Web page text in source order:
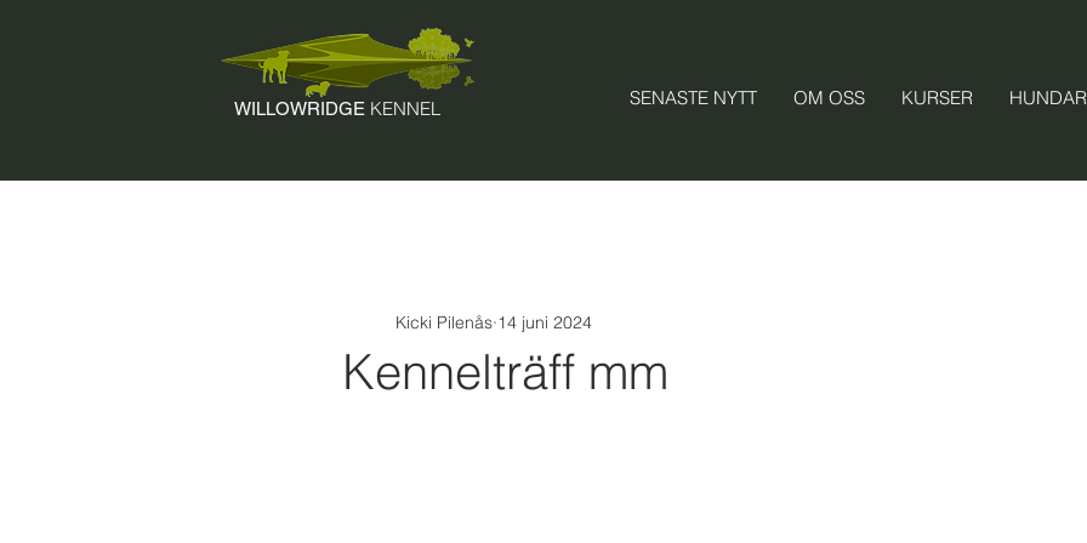
WILLOWRIDGE KENNEL SENASTE NYTT OM OSS KURSER HUNDAR
Kennelträff mm
Kicki Pilenås 14 juni 2024